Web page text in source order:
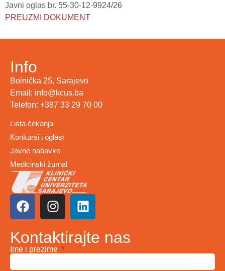
Javni oglas br. 55-30-12-9924/26
PREUZMI DOKUMENT
Info
Bolnička 25, Sarajevo
Email: info@kcus.ba
Telefon: +387 33 29 70 00
Lista čekanja
Konkursi i oglasi
Javne nabavke
Medicinski žurnal
Kontaktirajte nas
Ime i prezime